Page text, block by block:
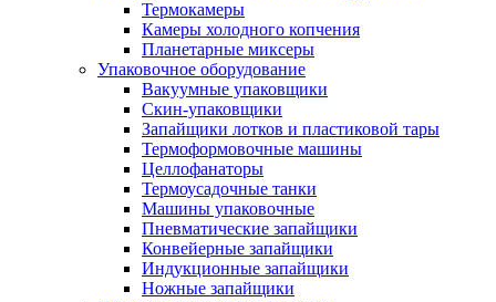
Термокамеры
Камеры холодного копчения
Планетарные миксеры
Упаковочное оборудование
Вакуумные упаковщики
Скин-упаковщики
Запайщики лотков и пластиковой тары
Термоформовочные машины
Целлофанаторы
Термоусадочные танки
Машины упаковочные
Пневматические запайщики
Конвейерные запайщики
Индукционные запайщики
Ножные запайщики